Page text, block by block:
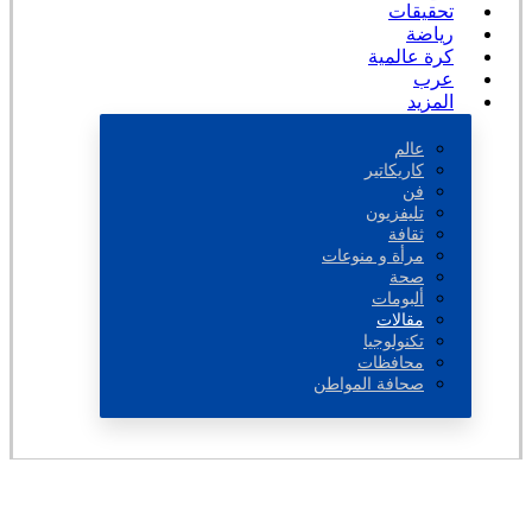
تحقيقات
رياضة
كرة عالمية
عرب
المزيد
عالم
كاريكاتير
فن
تليفزيون
ثقافة
مرأة و منوعات
صحة
ألبومات
مقالات
تكنولوجيا
محافظات
صحافة المواطن